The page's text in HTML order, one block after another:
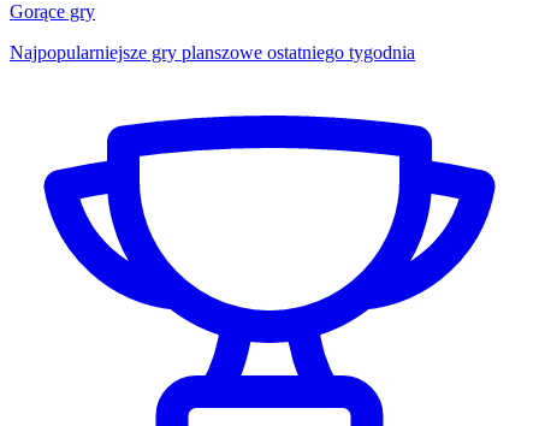
Gorące gry
Najpopularniejsze gry planszowe ostatniego tygodnia